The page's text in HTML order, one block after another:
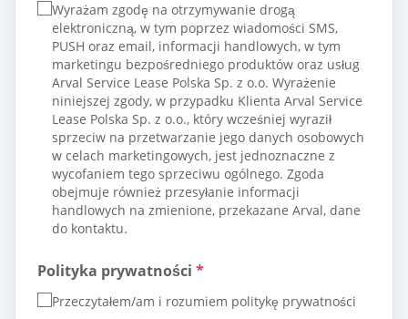
Wyrażam zgodę na otrzymywanie drogą
elektroniczną, w tym poprzez wiadomości SMS,
PUSH oraz email, informacji handlowych, w tym
marketingu bezpośredniego produktów oraz usług
Arval Service Lease Polska Sp. z o.o. Wyrażenie
niniejszej zgody, w przypadku Klienta Arval Service
Lease Polska Sp. z o.o., który wcześniej wyraził
sprzeciw na przetwarzanie jego danych osobowych
w celach marketingowych, jest jednoznaczne z
wycofaniem tego sprzeciwu ogólnego. Zgoda
obejmuje również przesyłanie informacji
handlowych na zmienione, przekazane Arval, dane
do kontaktu.
Polityka prywatności *
Przeczytałem/am i rozumiem politykę prywatności